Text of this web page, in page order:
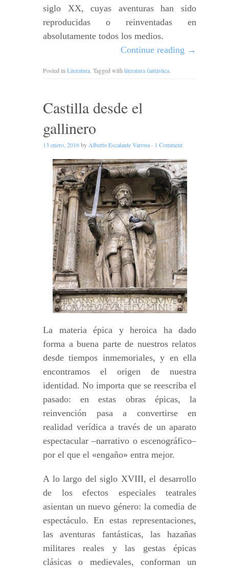
siglo XX, cuyas aventuras han sido
reproducidas o reinventadas en
absolutamente todos los medios.
Continue reading →
Posted in Literatura. Tagged with literatura fantástica.
Castilla desde el
gallinero
13 enero, 2016by Alberto Escalante Varona · 1 Comment
La materia épica y heroica ha dado
forma a buena parte de nuestros relatos
desde tiempos inmemoriales, y en ella
encontramos el origen de nuestra
identidad. No importa que se reescriba el
pasado: en estas obras épicas, la
reinvención pasa a convertirse en
realidad verídica a través de un aparato
espectacular –narrativo o escenográfico–
por el que el «engaño» entra mejor.
A lo largo del siglo XVIII, el desarrollo
de los efectos especiales teatrales
asientan un nuevo género: la comedia de
espectáculo. En estas representaciones,
las aventuras fantásticas, las hazañas
militares reales y las gestas épicas
clásicas o medievales, conforman un